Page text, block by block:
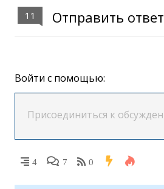
11 Отправить ответ
Войти с помощью:
4 7 0